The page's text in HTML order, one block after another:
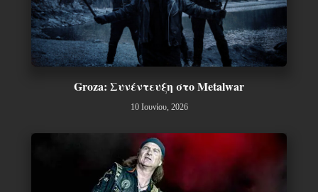
Groza: Συνέντευξη στο Metalwar
10 Ιουνίου, 2026